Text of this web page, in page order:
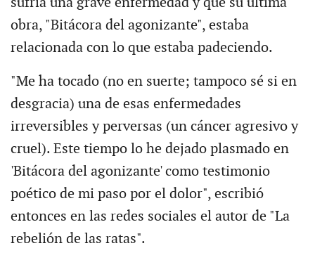
obra, "Bitácora del agonizante", estaba
relacionada con lo que estaba padeciendo.
"Me ha tocado (no en suerte; tampoco sé si en
desgracia) una de esas enfermedades
irreversibles y perversas (un cáncer agresivo y
cruel). Este tiempo lo he dejado plasmado en
'Bitácora del agonizante' como testimonio
poético de mi paso por el dolor", escribió
entonces en las redes sociales el autor de "La
rebelión de las ratas".